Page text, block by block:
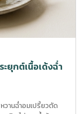
ยุกต์เนื้อเด้งฉ่ำ
วานฉ่ำอมเปรี้ยวตัด